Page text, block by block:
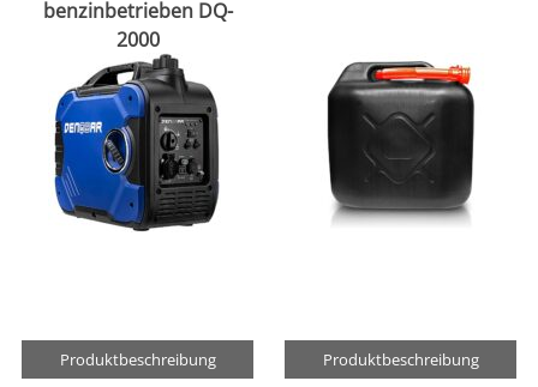
benzinbetrieben DQ-
2000
Produktbeschreibung Produktbeschreibung